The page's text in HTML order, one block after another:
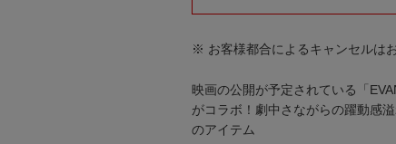
※ お客様都合によるキャンセルは
映画の公開が予定されている「
がコラボ！劇中さながらの躍動感
のアイテム